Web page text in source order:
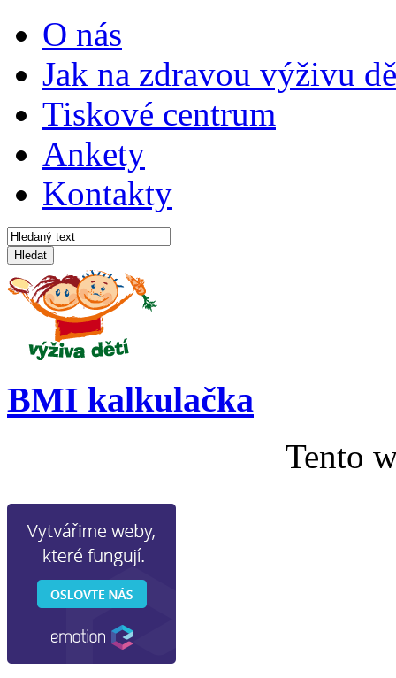
O nás
Jak na zdravou výživu
Tiskové centrum
Ankety
Kontakty
Hledat
BMI kalkulačka
Tento